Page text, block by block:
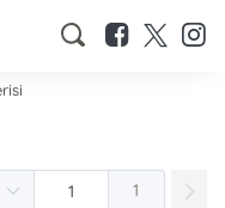
1